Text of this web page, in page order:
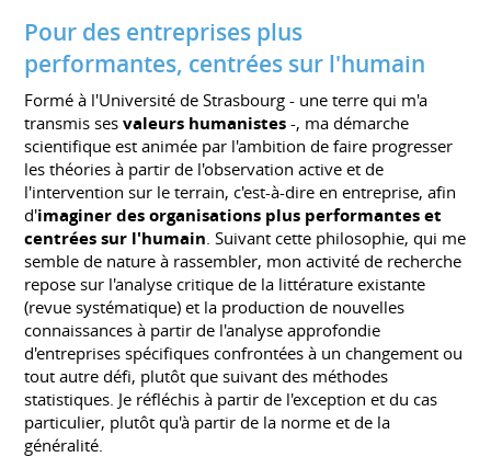
Pour des entreprises plus
performantes, centrées sur l'humain
Formé à l'Université de Strasbourg - une terre qui m'a
transmis sesvaleurs humanistes -, ma démarche
scientifique est animée par l'ambition de faire progresser
les théories à partir de l'observation active et de
l'intervention sur le terrain, c'est-à-dire en entreprise, afin
d'imaginer des organisations plus performantes et
centrées sur l'humain . Suivant cette philosophie, qui me
semble de nature à rassembler, mon activité de recherche
repose sur l'analyse critique de la littérature existante
(revue systématique) et la production de nouvelles
connaissances à partir de l'analyse approfondie
d'entreprises spécifiques confrontées à un changement ou
tout autre défi, plutôt que suivant des méthodes
statistiques. Je réfléchis à partir de l'exception et du cas
particulier, plutôt qu'à partir de la norme et de la
généralité.